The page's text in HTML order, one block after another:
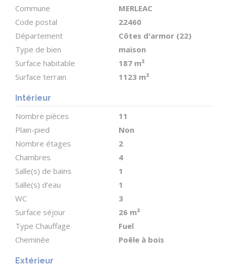
- Un second salon/espace détente, parfait comme
coin relaxation, bureau ou salle de jeux
EXTÉRIEUR et TERRAIN
- Terrain attenant offrant intimité et vues
- Abri bois couvert
- Vestiges de l'ancien relais, apportant un élément
architectural unique
- Agréable terrasse ensoleillée menant à un jardin
paisible
- Vues panoramiques sur la campagne, idéales
pour les repas en plein air et les moments de
détente
Cette propriété d'exception allie charme rustique et
confort moderne dans un environnement
campagnard serein. Parfaite comme résidence
Commune
MERLEAC
Code postal
22460
Département
Côtes d'armor (22)
Type de bien
maison
Surface habitable
187 m²
Surface terrain
1123 m²
Intérieur
Nombre pièces
11
Plain-pied
Non
Nombre étages
2
Chambres
4
Salle(s) de bains
1
Salle(s) d'eau
1
WC
3
Surface séjour
26 m²
Type Chauffage
Fuel
Cheminée
Poêle à bois
Extérieur